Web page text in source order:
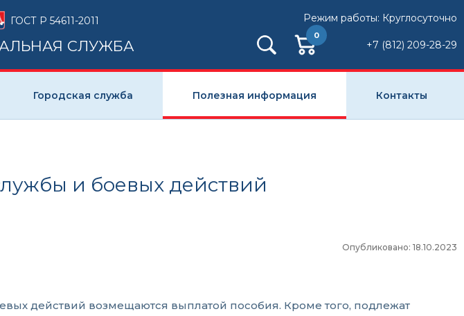
ГОСТ Р 54611-2011
СЛУЖБА
Режим работы: Круглосуточно
0
+7 (812) 209-28-29
Городская служба Полезная информация Контакты
и боевых действий
Опубликовано: 18.10.2023
действий возмещаются выплатой пособия. Кроме того, подлежат